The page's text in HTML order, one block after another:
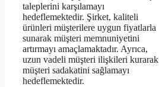
taleplerini karşılamayı
hedeflemektedir. Şirket, kaliteli
ürünleri müşterilere uygun fiyatlarla
sunarak müşteri memnuniyetini
artırmayı amaçlamaktadır. Ayrıca,
uzun vadeli müşteri ilişkileri kurarak
müşteri sadakatini sağlamayı
hedeflemektedir.